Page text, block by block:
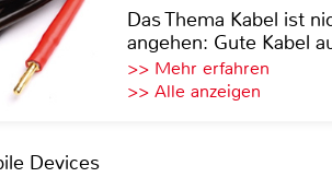
Das Thema Kabel ist
angehen: Gute Kabel
>> Mehr erfahren
>> Alle anzeigen
Devices